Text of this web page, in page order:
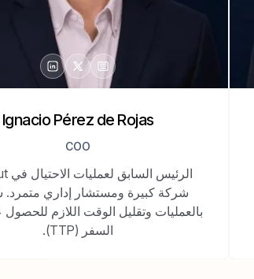
Ignacio Pérez de Rojas
COO
شركة كبيرة ومستشار إداري
بالعمليات وتقليل الوقت اللازم للحصول
السفر (TTP).